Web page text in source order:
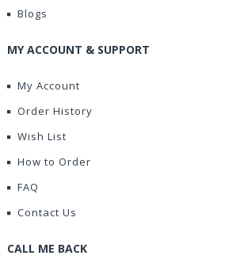
Blogs
MY ACCOUNT & SUPPORT
My Account
Order History
Wish List
How to Order
FAQ
Contact Us
CALL ME BACK